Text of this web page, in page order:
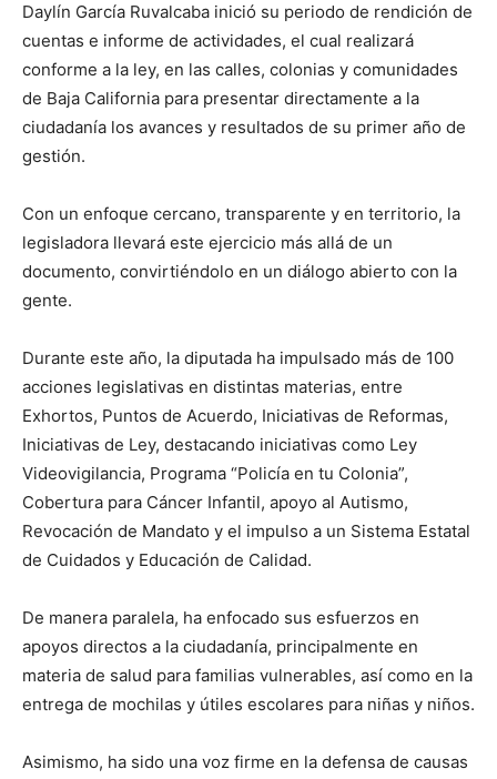
Daylín García Ruvalcaba inició su periodo de rendición de
cuentas e informe de actividades, el cual realizará
conforme a la ley, en las calles, colonias y comunidades
de Baja California para presentar directamente a la
ciudadanía los avances y resultados de su primer año de
gestión.
Con un enfoque cercano, transparente y en territorio, la
legisladora llevará este ejercicio más allá de un
documento, convirtiéndolo en un diálogo abierto con la
gente.
Durante este año, la diputada ha impulsado más de 100
acciones legislativas en distintas materias, entre
Exhortos, Puntos de Acuerdo, Iniciativas de Reformas,
Iniciativas de Ley, destacando iniciativas como Ley
Videovigilancia, Programa “Policía en tu Colonia”,
Cobertura para Cáncer Infantil, apoyo al Autismo,
Revocación de Mandato y el impulso a un Sistema Estatal
de Cuidados y Educación de Calidad.
De manera paralela, ha enfocado sus esfuerzos en
apoyos directos a la ciudadanía, principalmente en
materia de salud para familias vulnerables, así como en la
entrega de mochilas y útiles escolares para niñas y niños.
Asimismo, ha sido una voz firme en la defensa de causas